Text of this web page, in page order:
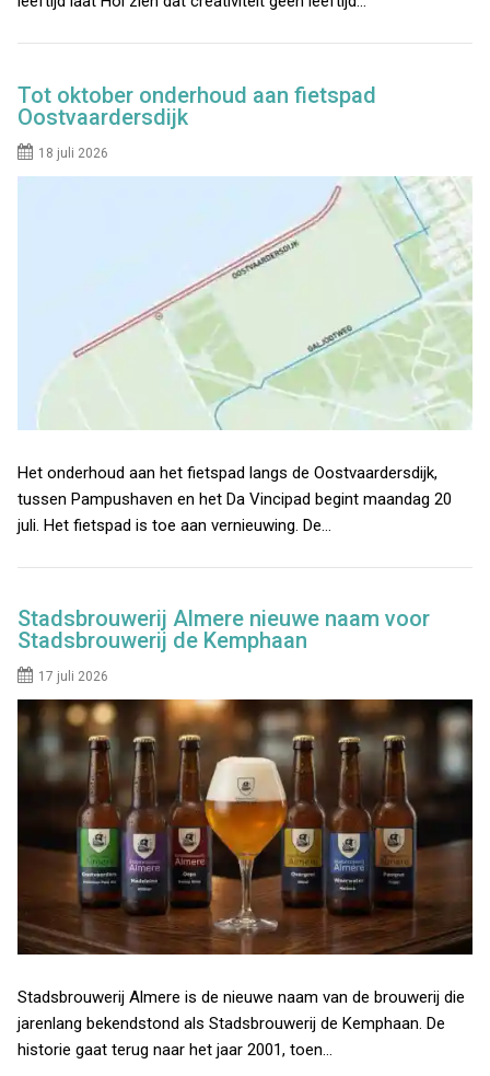
Tot oktober onderhoud aan fietspad
Oostvaardersdijk
18 juli 2026
Het onderhoud aan het fietspad langs de Oostvaardersdijk,
tussen Pampushaven en het Da Vincipad begint maandag 20
juli. Het fietspad is toe aan vernieuwing. De…
Stadsbrouwerij Almere nieuwe naam voor
Stadsbrouwerij de Kemphaan
17 juli 2026
Stadsbrouwerij Almere is de nieuwe naam van de brouwerij die
jarenlang bekendstond als Stadsbrouwerij de Kemphaan. De
historie gaat terug naar het jaar 2001, toen…